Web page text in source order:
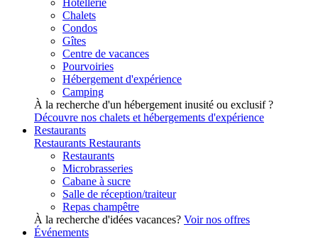
Chalets
Condos
Gîtes
Centre de vacances
Pourvoiries
Hébergement d'expérience
Camping
À la recherche d'un hébergement inusité ou exclusif ?
Découvre nos chalets et hébergements d'expérience
Restaurants
Restaurants Restaurants
Restaurants
Microbrasseries
Cabane à sucre
Salle de réception/traiteur
Repas champêtre
À la recherche d'idées vacances? Voir nos offres
Événements